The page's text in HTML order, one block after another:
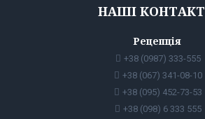
НАШІ
Рецепція
+38 (0987) 333-555
+38 (067) 341-08-10
+38 (095) 452-73-53
+38 (098) 6 333 555